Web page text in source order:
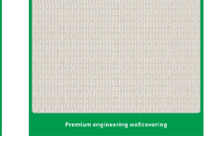
devor qoplamasi, ishlab
chiqaruvchi, to'qilmagan
matol, 2,8 metr